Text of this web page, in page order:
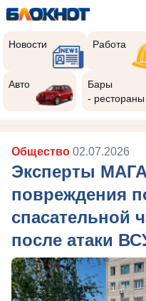
Новости Работа
Авто
Бары
- рестораны
Общество 02.07.2026
Эксперты
повреждения
спасательной
после атаки